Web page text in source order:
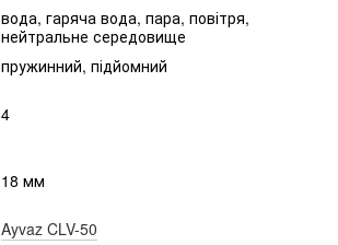
вода, гаряча вода, пара, повітря,
нейтральне середовище
пружинний, підйомний
4
18 мм
Ayvaz CLV-50